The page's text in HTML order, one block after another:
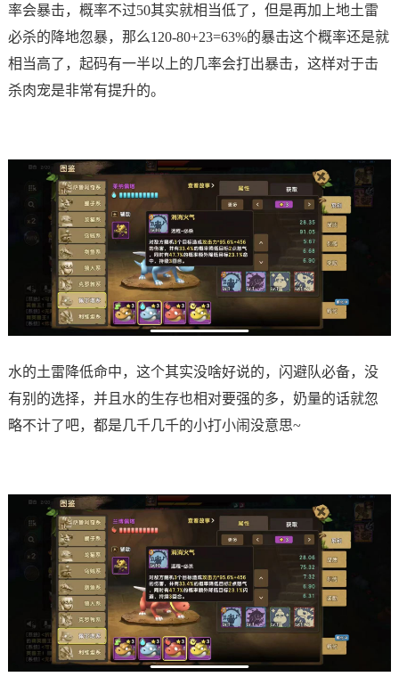
率会暴击，概率不过50其实就相当低了，但是再加上地土雷
必杀的降地忽暴，那么120-80+23=63%的暴击这个概率还是就
相当高了，起码有一半以上的几率会打出暴击，这样对于击
杀肉宠是非常有提升的。
水的土雷降低命中，这个其实没啥好说的，闪避队必备，没
有别的选择，并且水的生存也相对要强的多，奶量的话就忽
略不计了吧，都是几千几千的小打小闹没意思~